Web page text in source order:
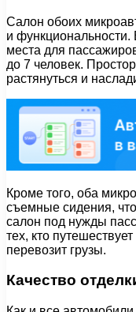
Салон обоих
и
места для
до 7 человек.
растянуться и
Кроме того, оба
съемные сидения,
салон под нужды
тех, кто
перевозит грузы.
Качество